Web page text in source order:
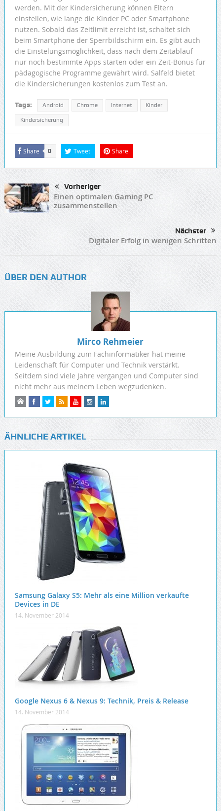
werden. Mit der Kindersicherung können Eltern
einstellen, wie lange die Kinder PC oder Smartphone
nutzen. Sobald das Zeitlimit erreicht ist, schaltet sich
beim Smartphone der Sperrbildschirm ein. Es gibt auch
die Einstelungsmöglichkeit, dass nach dem Zeitablauf
nur noch bestimmte Apps starten oder ein Zeit-Bonus für
pädagogische Programme gewährt wird. Salfeld bietet
die Kindersicherungen kostenlos zum Test an.
Tags: Android Chrome Internet Kinder
Kindersicherung
Share 0 Tweet Share
Vorheriger
Einen optimalen Gaming PC
zusammenstellen
Nächster
Digitaler Erfolg in wenigen Schritten
ÜBER DEN AUTHOR
Mirco Rehmeier
Meine Ausbildung zum Fachinformatiker hat meine
Leidenschaft für Computer und Technik verstärkt.
Seitdem sind viele Jahre vergangen und Computer sind
nicht mehr aus meinem Leben wegzudenken.
ÄHNLICHE ARTIKEL
Samsung Galaxy S5: Mehr als eine Million verkaufte
Devices in DE
14. November 2014
Google Nexus 6 & Nexus 9: Technik, Preis & Release
14. November 2014